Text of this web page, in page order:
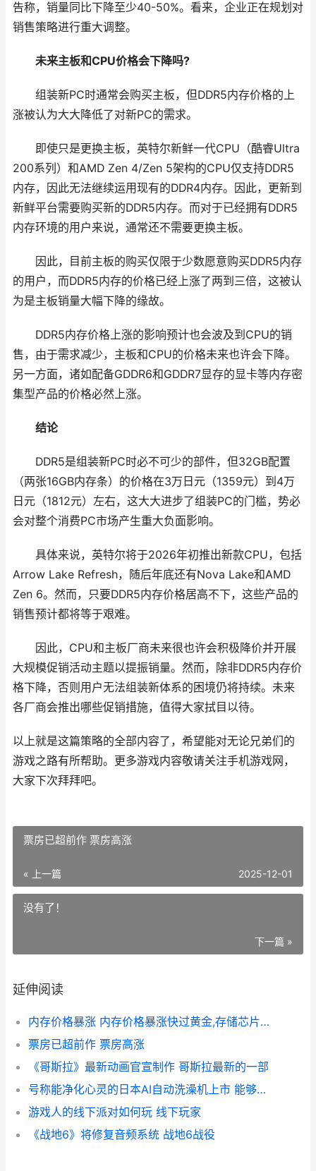
告称，销量同比下降至少40-50%。看来，企业正在规划对
销售策略进行重大调整。
未来主板和CPU价格会下降吗?
组装新PC时通常会购买主板，但DDR5内存价格的上
涨被认为大大降低了对新PC的需求。
即使只是更换主板，英特尔新鲜一代CPU（酷睿Ultra
200系列）和AMD Zen 4/Zen 5架构的CPU仅支持DDR5
内存，因此无法继续运用现有的DDR4内存。因此，更新到
新鲜平台需要购买新的DDR5内存。而对于已经拥有DDR5
内存环境的用户来说，通常还不需要更换主板。
因此，目前主板的购买仅限于少数愿意购买DDR5内存
的用户，而DDR5内存的价格已经上涨了两到三倍，这被认
为是主板销量大幅下降的缘故。
DDR5内存价格上涨的影响预计也会波及到CPU的销
售，由于需求减少，主板和CPU的价格未来也许会下降。
另一方面，诸如配备GDDR6和GDDR7显存的显卡等内存密
集型产品的价格必然上涨。
结论
DDR5是组装新PC时必不可少的部件，但32GB配置
（两张16GB内存条）的价格在3万日元（1359元）到4万
日元（1812元）左右，这大大进步了组装PC的门槛，势必
会对整个消费PC市场产生重大负面影响。
具体来说，英特尔将于2026年初推出新款CPU，包括
Arrow Lake Refresh，随后年底还有Nova Lake和AMD
Zen 6。然而，只要DDR5内存价格居高不下，这些产品的
销售预计都将等于艰难。
因此，CPU和主板厂商未来很也许会积极降价并开展
大规模促销活动主题以提振销量。然而，除非DDR5内存价
格下降，否则用户无法组装新体系的困境仍将持续。未来
各厂商会推出哪些促销措施，值得大家拭目以待。
以上就是这篇策略的全部内容了，希望能对无论兄弟们的
游戏之路有所帮助。更多游戏内容敬请关注手机游戏网，
大家下次拜拜吧。
票房已超前作 票房高涨
« 上一篇 2025-12-01
没有了！
下一篇 »
延伸阅读
内存价格暴涨 内存价格暴涨快过黄金,存储芯片板块持续走高
票房已超前作 票房高涨
《哥斯拉》最新动画官宣制作 哥斯拉最新的一部
号称能净化心灵的日本AI自动洗澡机上市 能够净化心灵的都有哪些地方
游戏人的线下派对如何玩 线下玩家
《战地6》将修复音频系统 战地6战役